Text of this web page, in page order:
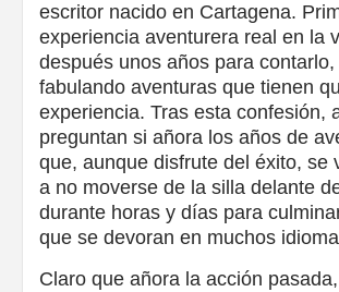
escritor nacido en Cartagena.
experiencia aventurera real en la
después unos años para
fabulando aventuras que tienen
experiencia. Tras esta confesión,
preguntan si añora los años de
que, aunque disfrute del éxito, se
a no moverse de la silla delante
durante horas y días para
que se devoran en muchos
Claro que añora la acción